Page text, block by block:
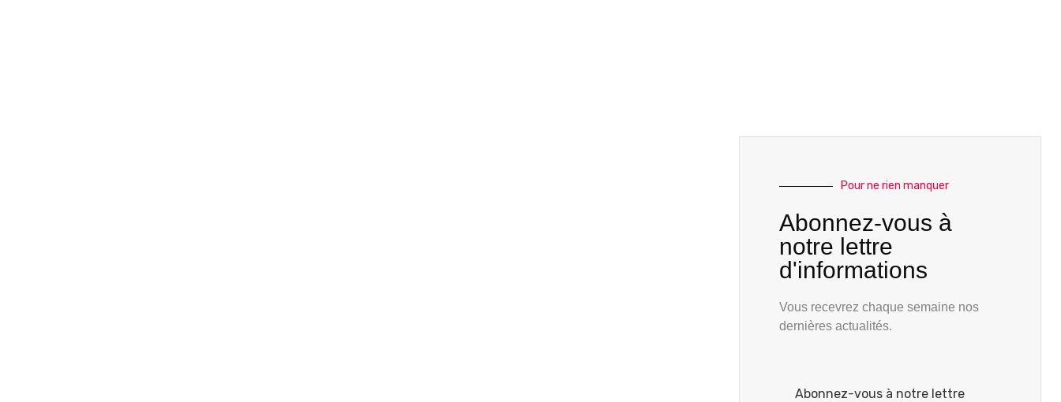
Pour ne rien manquer
Abonnez-vous à
notre lettre
d'informations
Vous recevrez chaque semaine nos
dernières actualités.
Abonnez-vous à notre lettre